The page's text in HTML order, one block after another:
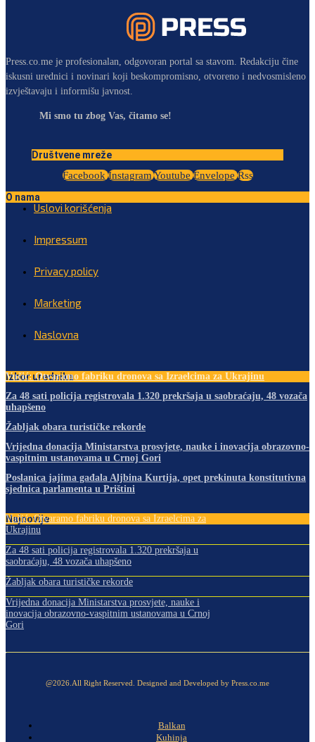
Press.co.me je profesionalan, odgovoran portal sa stavom. Redakciju čine
iskusni urednici i novinari koji beskompromisno, otvoreno i nedvosmisleno
izvještavaju i informišu javnost.
Mi smo tu zbog Vas, čitamo se!
Društvene mreže
Facebook Instagram Youtube Envelope Rss
O nama
Uslovi korišćenja
Impressum
Privacy policy
Marketing
Naslovna
Izbor urednika
Vučić: Otvaramo fabriku dronova sa Izraelcima za Ukrajinu
Za 48 sati policija registrovala 1.320 prekršaja u saobraćaju, 48 vozača
uhapšeno
Žabljak obara turističke rekorde
Vrijedna donacija Ministarstva prosvjete, nauke i inovacija obrazovno-
vaspitnim ustanovama u Crnoj Gori
Poslanica jajima gađala Aljbina Kurtija, opet prekinuta konstitutivna
sjednica parlamenta u Prištini
Najnovije
Vučić: Otvaramo fabriku dronova sa Izraelcima za
Ukrajinu
Za 48 sati policija registrovala 1.320 prekršaja u
saobraćaju, 48 vozača uhapšeno
Žabljak obara turističke rekorde
Vrijedna donacija Ministarstva prosvjete, nauke i
inovacija obrazovno-vaspitnim ustanovama u Crnoj
Gori
@2026.All Right Reserved. Designed and Developed by Press.co.me
Balkan
Kuhinja